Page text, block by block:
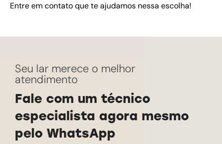
Entre em contato que te ajudamos nessa escolha!
Seu lar merece o melhor
atendimento
Fale com um técnico
especialista agora mesmo
pelo WhatsApp